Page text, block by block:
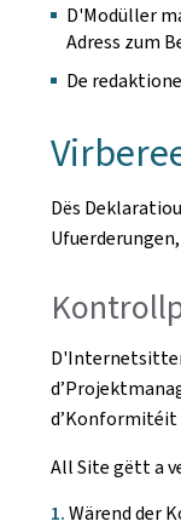
D'Modüller
Adress zum
De
Dës
d’Konformitéit
All Site gëtt a
Wärend der